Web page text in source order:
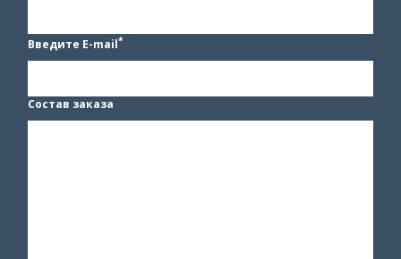
Введите E-mail*
Состав заказа